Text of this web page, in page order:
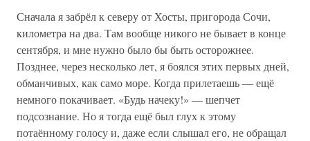
Сначала я забрёл к северу от Хосты, пригорода Сочи,
километра на два. Там вообще никого не бывает в конце
сентября, и мне нужно было бы быть осторожнее.
Позднее, через несколько лет, я боялся этих первых дней,
обманчивых, как само море. Когда прилетаешь — ещё
немного покачивает. «Будь начеку!» — шепчет
подсознание. Но я тогда ещё был глух к этому
потаённому голосу и, даже если слышал его, не обращал